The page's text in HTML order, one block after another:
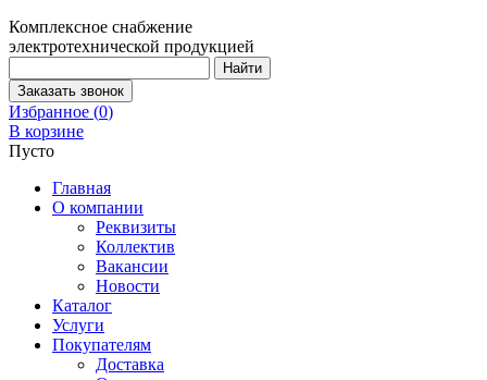
Комплексное снабжение
электротехнической продукцией
Избранное (0)
В корзине
Пусто
Главная
О компании
Реквизиты
Коллектив
Вакансии
Новости
Каталог
Услуги
Покупателям
Доставка